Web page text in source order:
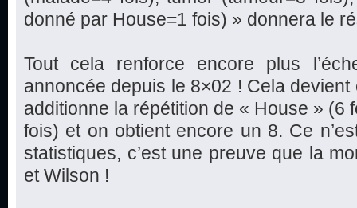
donné par House=1 fois) » donnera le
Tout cela renforce encore plus
annoncée depuis le 8×02 ! Cela
additionne la répétition de « House » (6
fois) et on obtient encore un 8. Ce
statistiques, c’est une preuve que la
et Wilson !